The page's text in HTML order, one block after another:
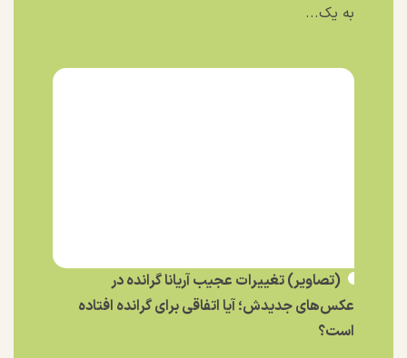
به یک...
(تصاویر) تغییرات عجیب آریانا گرانده در
عکس‌های جدیدش؛ آیا اتفاقی برای گرانده افتاده
است؟